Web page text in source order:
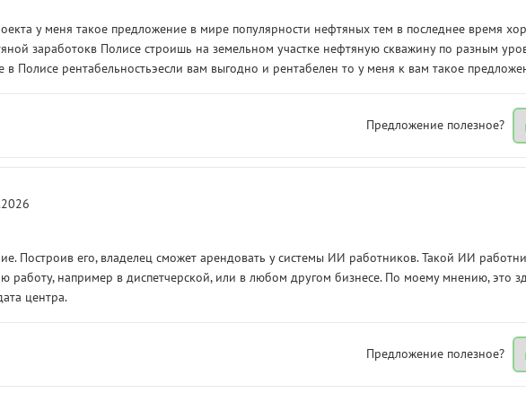
у меня такое предложение в мире популярности нефтяных тем в последнее время
заработокв Полисе строишь на земельном участке нефтяную скважину по разным
в Полисе рентабельностьэесли вам выгодно и рентабелен то у меня к вам такое
Предложение полезное?
Построив его, владелец сможет арендовать у системы ИИ работников. Такой ИИ
работу, например в диспетчерской, или в любом другом бизнесе. По моему мнению, это
центра.
Предложение полезное?